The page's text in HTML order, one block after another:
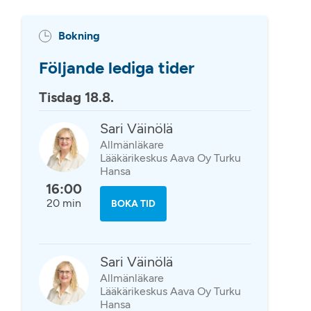
Bokning
Följande lediga tider
Tisdag 18.8.
16:00
20 min
Sari Väinölä
Allmänläkare
Lääkärikeskus Aava Oy Turku
Hansa
BOKA TID
Sari Väinölä
Allmänläkare
Lääkärikeskus Aava Oy Turku
Hansa